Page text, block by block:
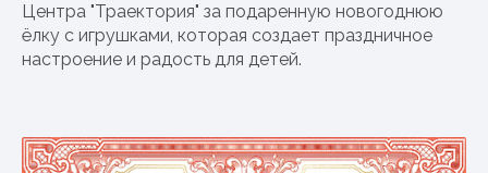
Центра "Траектория" за подаренную новогоднюю
ёлку с игрушками, которая создает праздничное
настроение и радость для детей.